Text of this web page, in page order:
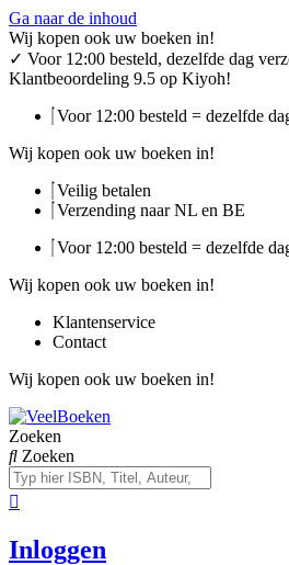
Ga naar de inhoud
Wij kopen ook uw boeken in!
✓ Voor 12:00 besteld, dezelfde dag
Klantbeoordeling 9.5 op Kiyoh!
Voor 12:00 besteld = dezelfde
Wij kopen ook uw boeken in!
Veilig betalen
Verzending naar NL en BE
Voor 12:00 besteld = dezelfde
Wij kopen ook uw boeken in!
Klantenservice
Contact
Wij kopen ook uw boeken in!
Zoeken
Zoeken
Inloggen